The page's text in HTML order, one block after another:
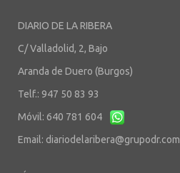
DIARIO DE LA RIBERA
C/ Valladolid, 2, Bajo
Aranda de Duero (Burgos)
Telf.: 947 50 83 93
Móvil: 640 781 604
Email: diariodelaribera@grupodr.com